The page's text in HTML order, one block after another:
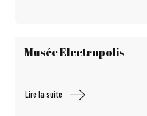
Musée Electropolis
Lire la suite